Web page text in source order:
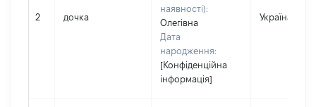
2 дочка
наявності):
Олегівна
Дата
народження:
[Конфіденційна
інформація]
Україна